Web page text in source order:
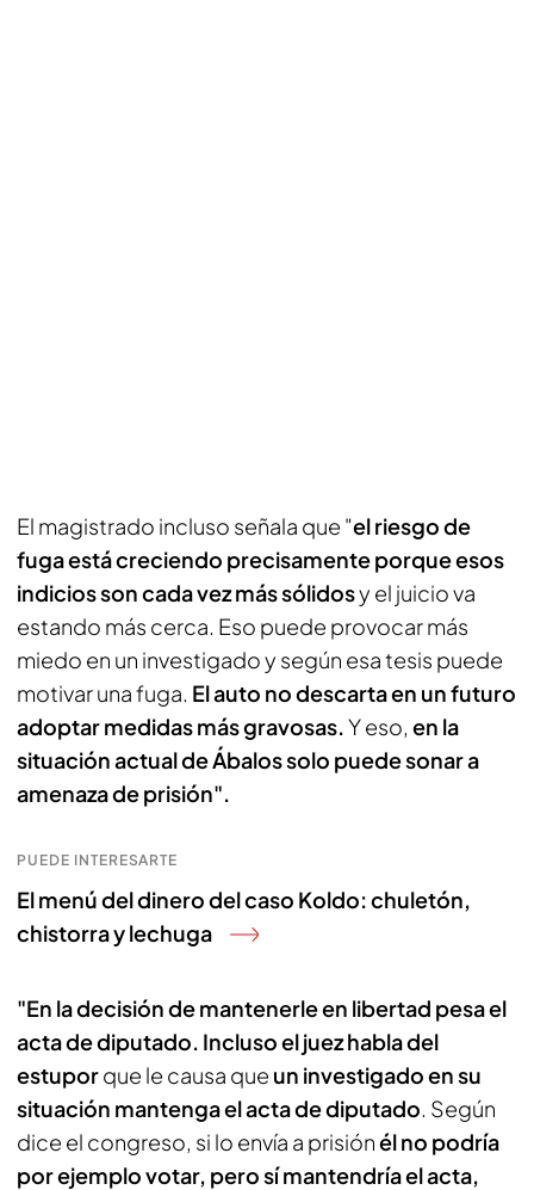
El magistrado incluso señala que "el riesgo de
fuga está creciendo precisamente porque esos
indicios son cada vez más sólidosy el juicio va
estando más cerca. Eso puede provocar más
miedo en un investigado y según esa tesis puede
motivar una fuga. El auto no descarta en un futuro
adoptar medidas más gravosas.Y eso, en la
situación actual de Ábalos solo puede sonar a
amenaza de prisión".
PUEDE INTERESARTE
El menú del dinero del caso Koldo: chuletón,
chistorra y lechuga
"En la decisión de mantenerle en libertad pesa el
acta de diputado. Incluso el juez habla del
estuporque le causa que un investigado en su
situación mantenga el acta de diputado. Según
dice el congreso, si lo envía a prisiónél no podría
por ejemplo votar, pero sí mantendría el acta,